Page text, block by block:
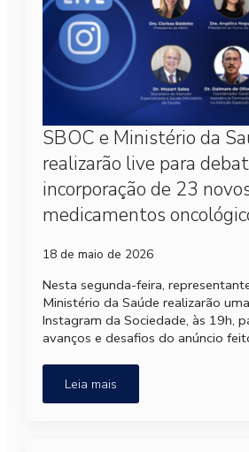
SBOC e Ministério da
realizarão live para
incorporação de 23
medicamentos
18 de maio de 2026
Nesta segunda-feira,
Ministério da Saúde realizarão
Instagram da Sociedade, às 19h,
avanços e desafios do anúncio
Leia mais